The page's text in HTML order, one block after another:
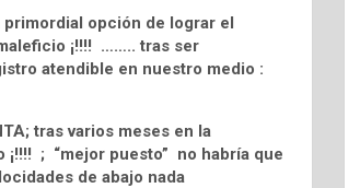
opción de lograr el
¡!!!! …….. tras ser
atendible en nuestro medio :
tras varios meses en la
¡!!!! ; “mejor puesto” no habría que
de abajo nada